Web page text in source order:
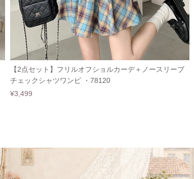
【2点セット】フリルオフショルカーデ＋ノースリーブ
チェックシャツワンピ ・78120
¥3,499